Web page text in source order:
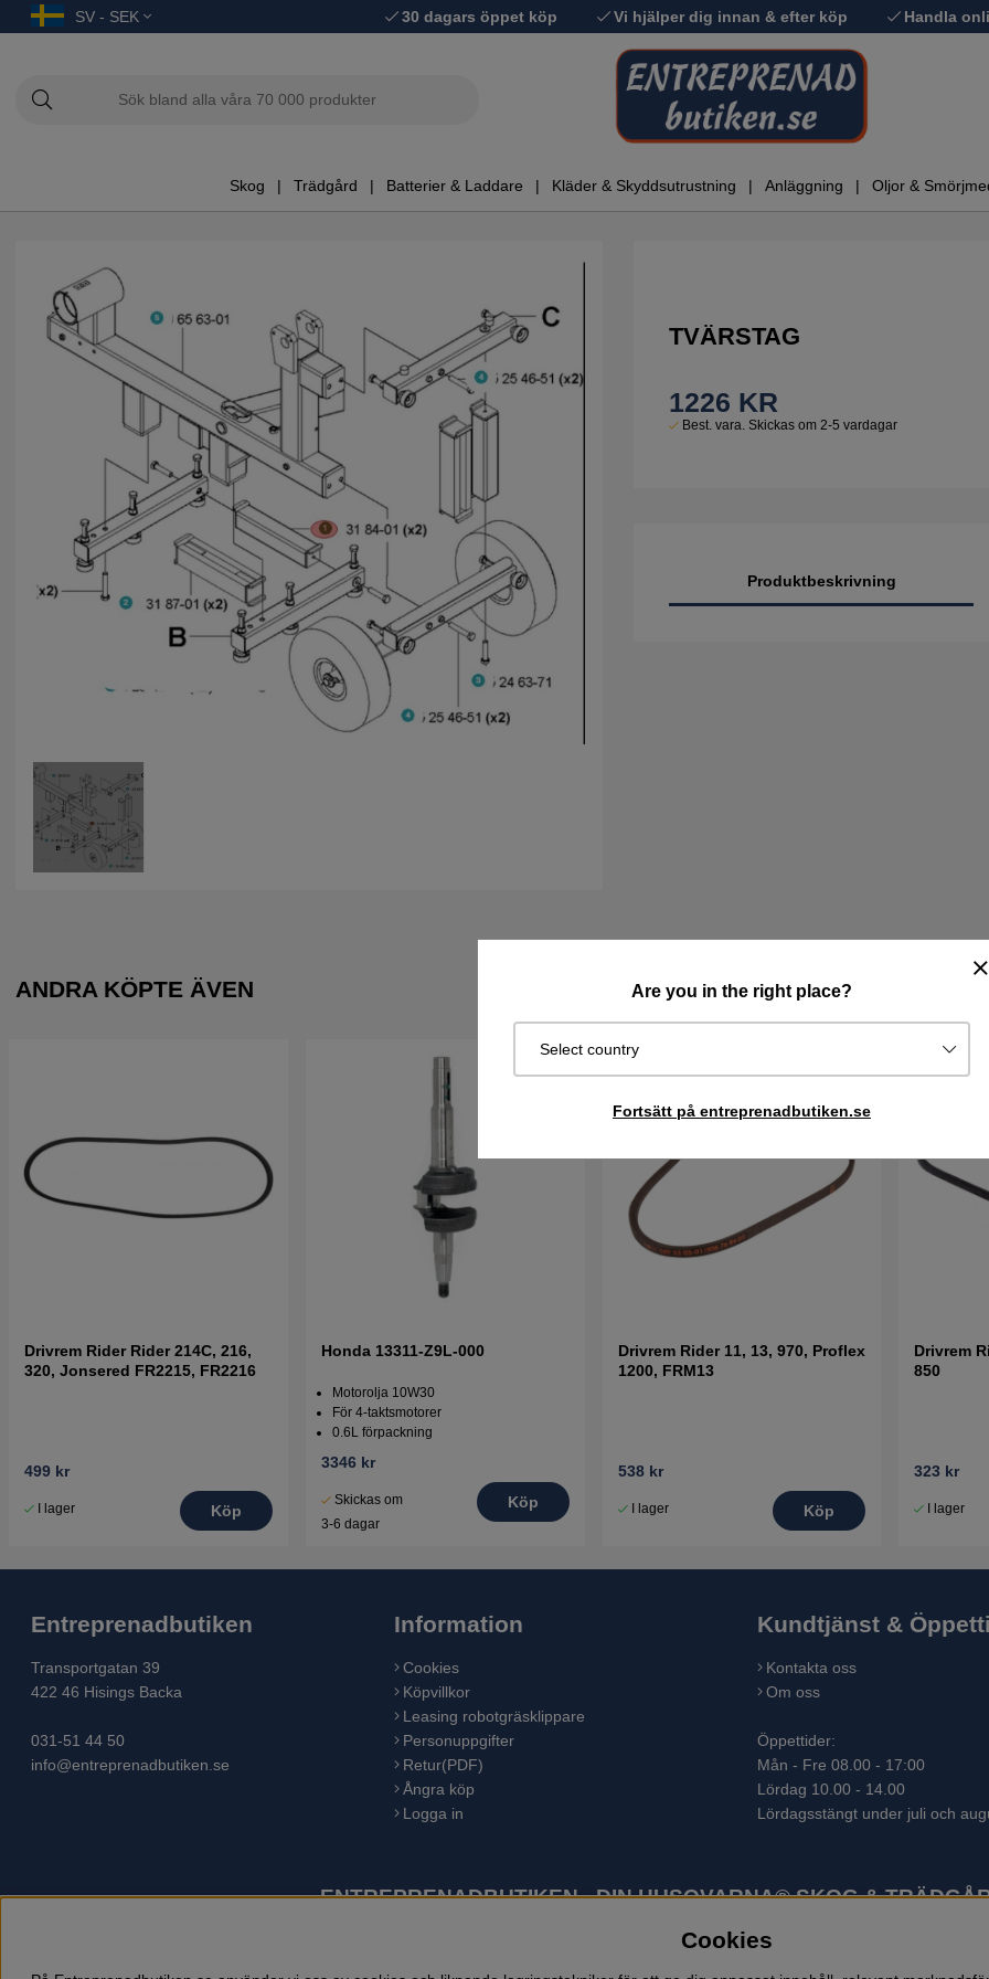
SV - SEK 30 dagars öppet köp Vi hjälper dig innan & efter köp Handla
Skog Trädgård Batterier & Laddare Kläder & Skyddsutrustning Anläggning Oljor &
Are you in the right place?
Select country
Fortsätt på entreprenadbutiken.se
TVÄRSTAG
1226 KR
Best. vara. Skickas om 2-5 vardagar
Produktbeskrivning
ANDRA KÖPTE ÄVEN
Drivrem Rider Rider 214C, 216,
320, Jonsered FR2215, FR2216
499 kr
I lager Köp
Honda 13311-Z9L-000
Motorolja 10W30
För 4-taktsmotorer
0.6L förpackning
3346 kr
Skickas om
3-6 dagar
Köp
Drivrem Rider 11, 13, 970, Proflex
1200, FRM13
538 kr
I lager Köp
Drivrem
850
323 kr
I lager
Entreprenadbutiken
Transportgatan 39
422 46 Hisings Backa
031-51 44 50
info@entreprenadbutiken.se
Information
Cookies
Köpvillkor
Leasing robotgräsklippare
Personuppgifter
Retur(PDF)
Ångra köp
Logga in
Kundtjänst &
Kontakta oss
Om oss
Öppettider:
Mån - Fre 08.00 - 17:00
Lördag 10.00 - 14.00
Lördagsstängt under juli och
ENTREPRENADBUTIKEN - DIN HUSQVARNA® SKOG &
Husqvarna är världens största tillverkare av utomhusprodukter som skogsmaskiner och trädgårdsmaskiner. I sortimentet finns
Cookies